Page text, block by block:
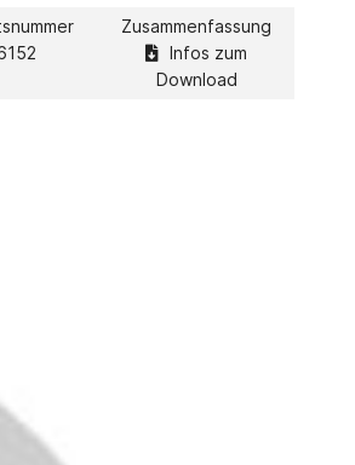
Zusammenfassung
Infos zum
Download